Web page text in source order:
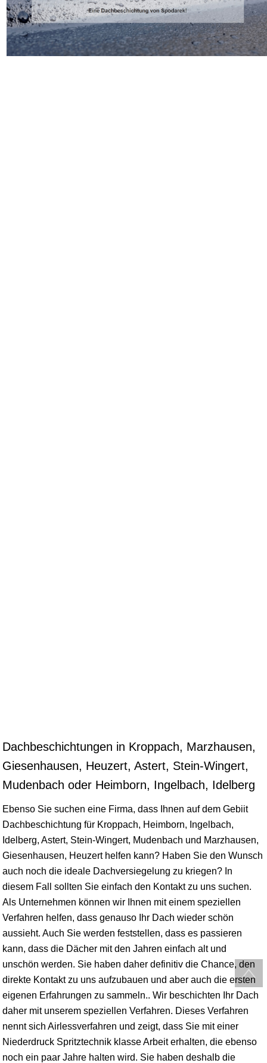
Dachbeschichtungen in Kroppach, Marzhausen,
Giesenhausen, Heuzert, Astert, Stein-Wingert,
Mudenbach oder Heimborn, Ingelbach, Idelberg
Ebenso Sie suchen eine Firma, dass Ihnen auf dem Gebiit
Dachbeschichtung für Kroppach, Heimborn, Ingelbach,
Idelberg, Astert, Stein-Wingert, Mudenbach und Marzhausen,
Giesenhausen, Heuzert helfen kann? Haben Sie den Wunsch
auch noch die ideale Dachversiegelung zu kriegen? In
diesem Fall sollten Sie einfach den Kontakt zu uns suchen.
Als Unternehmen können wir Ihnen mit einem speziellen
Verfahren helfen, dass genauso Ihr Dach wieder schön
aussieht. Auch Sie werden feststellen, dass es passieren
kann, dass die Dächer mit den Jahren einfach alt und
unschön werden. Sie haben daher definitiv die Chance, den
direkte Kontakt zu uns aufzubauen und aber auch die ersten
eigenen Erfahrungen zu sammeln.. Wir beschichten Ihr Dach
daher mit unserem speziellen Verfahren. Dieses Verfahren
nennt sich Airlessverfahren und zeigt, dass Sie mit einer
Niederdruck Spritztechnik klasse Arbeit erhalten, die ebenso
noch ein paar Jahre halten wird. Sie haben deshalb die